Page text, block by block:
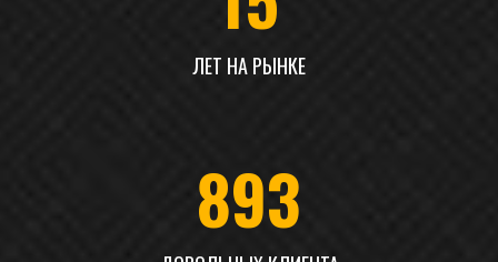
ЛЕТ НА РЫНКЕ
893